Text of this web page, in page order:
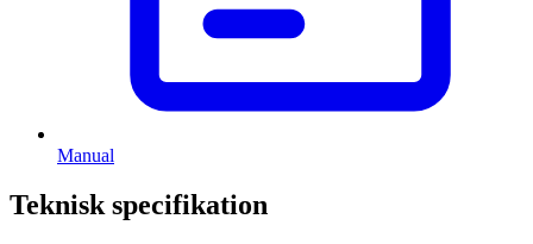
Manual
Teknisk specifikation